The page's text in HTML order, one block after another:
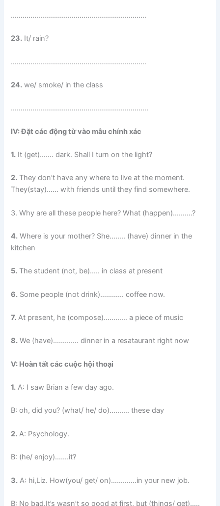
……………………………………………………………
23. It/ rain?
……………………………………………………………
24. we/ smoke/ in the class
…………………………………………………………….
IV: Đặt các động từ vào mẫu chính xác
1. It (get)……. dark. Shall I turn on the light?
2. They don’t have any where to live at the moment.
They(stay)…… with friends until they find somewhere.
3. Why are all these people here? What (happen)……….?
4. Where is your mother? She…….. (have) dinner in the
kitchen
5. The student (not, be)….. in class at present
6. Some people (not drink)………… coffee now.
7. At present, he (compose)………… a piece of music
8. We (have)…………. dinner in a resataurant right now
V: Hoàn tất các cuộc hội thoại
1. A: I saw Brian a few day ago.
B: oh, did you? (what/ he/ do)………. these day
2. A: Psychology.
B: (he/ enjoy)…….it?
3. A: hi,Liz. How(you/ get/ on)………….in your new job.
B: No bad.It’s wasn’t so good at first, but (things/ get)…..